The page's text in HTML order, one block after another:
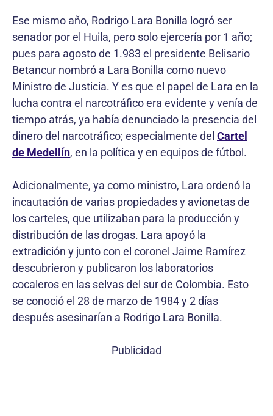
Ese mismo año, Rodrigo Lara Bonilla logró ser
senador por el Huila, pero solo ejercería por 1 año;
pues para agosto de 1.983 el presidente Belisario
Betancur nombró a Lara Bonilla como nuevo
Ministro de Justicia. Y es que el papel de Lara en la
lucha contra el narcotráfico era evidente y venía de
tiempo atrás, ya había denunciado la presencia del
dinero del narcotráfico; especialmente del Cartel
de Medellín, en la política y en equipos de fútbol.
Adicionalmente, ya como ministro, Lara ordenó la
incautación de varias propiedades y avionetas de
los carteles, que utilizaban para la producción y
distribución de las drogas. Lara apoyó la
extradición y junto con el coronel Jaime Ramírez
descubrieron y publicaron los laboratorios
cocaleros en las selvas del sur de Colombia. Esto
se conoció el 28 de marzo de 1984 y 2 días
después asesinarían a Rodrigo Lara Bonilla.
Publicidad